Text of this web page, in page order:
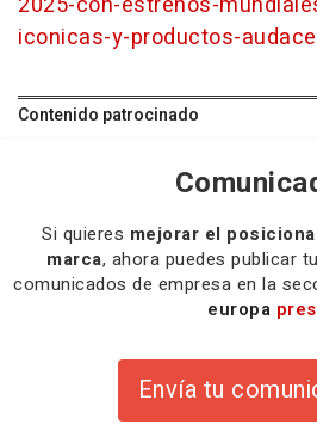
iconicas-y-productos-
Contenido patrocinado
Si quieres mejorar el
marca, ahora puedes publicar
comunicados de empresa en la
europa
Envía tu